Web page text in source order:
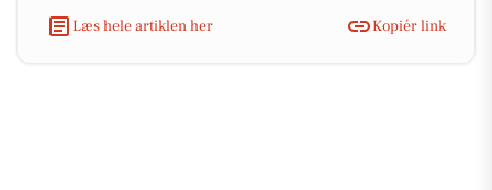
Læs hele artiklen her
Kopiér link